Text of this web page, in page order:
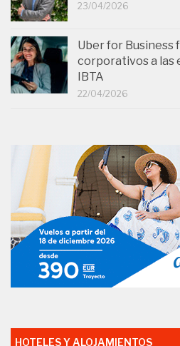
23/04/2026
Uber for Business
corporativos a las
IBTA
22/04/2026
HOTELES Y ALOJAMIENTOS